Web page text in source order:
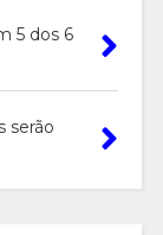
5 dos 6
serão